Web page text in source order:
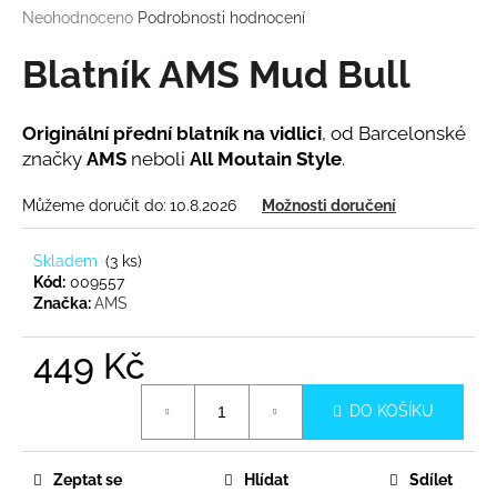
Průměrné
produktu
je
5
hvězdiček.
Neohodnoceno Podrobnosti hodnocení
Blatník AMS Mud Bull
Originální přední blatník na vidlici, od Barcelonské
značky AMS neboli All Moutain Style.
Můžeme doručit do: 10.8.2026 Možnosti doručení
Skladem (3 ks)
Kód: 009557
Značka:AMS
449 Kč
DO KOŠÍKU
Zeptat se Hlídat Sdílet
a
j
í
?
o
r
u